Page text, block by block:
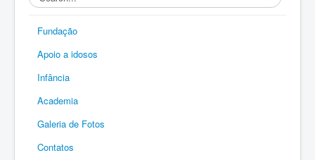
Fundação
Apoio a idosos
Infância
Academia
Galeria de Fotos
Contatos